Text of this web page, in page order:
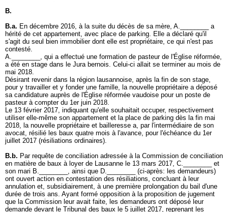
B.
B.a. En décembre 2016, à la suite du décès de sa mère, A.________ a
hérité de cet appartement, avec place de parking. Elle a déclaré qu'il
s'agit du seul bien immobilier dont elle est propriétaire, ce qui n'est pas
contesté.
A.________, qui a effectué une formation de pasteur de l'Église réformée,
a été en stage dans le Jura bernois. Celui-ci allait se terminer au mois de
mai 2018.
Désirant revenir dans la région lausannoise, après la fin de son stage,
pour y travailler et y fonder une famille, la nouvelle propriétaire a déposé
sa candidature auprès de l'Église réformée vaudoise pour un poste de
pasteur à compter du 1er juin 2018.
Le 13 février 2017, indiquant qu'elle souhaitait occuper, respectivement
utiliser elle-même son appartement et la place de parking dès la fin mai
2018, la nouvelle propriétaire et bailleresse a, par l'intermédiaire de son
avocat, résilié les baux quatre mois à l'avance, pour l'échéance du 1er
juillet 2017 (résiliations ordinaires).
B.b. Par requête de conciliation adressée à la Commission de conciliation
en matière de baux à loyer de Lausanne le 13 mars 2017, C.________ et
son mari B.________, ainsi que D.________ (ci-après: les demandeurs)
ont ouvert action en contestation des résiliations, concluant à leur
annulation et, subsidiairement, à une première prolongation du bail d'une
durée de trois ans. Ayant formé opposition à la proposition de jugement
que la Commission leur avait faite, les demandeurs ont déposé leur
demande devant le Tribunal des baux le 5 juillet 2017, reprenant les